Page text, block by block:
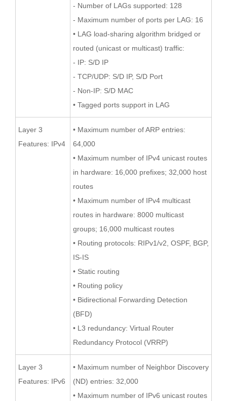
- Number of LAGs supported: 128
- Maximum number of ports per LAG: 16
• LAG load-sharing algorithm bridged or
routed (unicast or multicast) traffic:
- IP: S/D IP
- TCP/UDP: S/D IP, S/D Port
- Non-IP: S/D MAC
• Tagged ports support in LAG
Layer 3
Features: IPv4
• Maximum number of ARP entries:
64,000
• Maximum number of IPv4 unicast routes
in hardware: 16,000 prefixes; 32,000 host
routes
• Maximum number of IPv4 multicast
routes in hardware: 8000 multicast
groups; 16,000 multicast routes
• Routing protocols: RIPv1/v2, OSPF, BGP,
IS-IS
• Static routing
• Routing policy
• Bidirectional Forwarding Detection
(BFD)
• L3 redundancy: Virtual Router
Redundancy Protocol (VRRP)
Layer 3
Features: IPv6
• Maximum number of Neighbor Discovery
(ND) entries: 32,000
• Maximum number of IPv6 unicast routes